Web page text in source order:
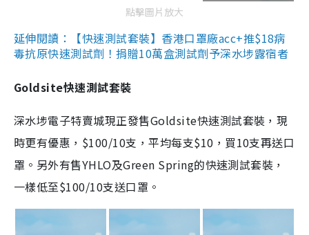
點擊圖片放大
延伸閱讀：【快速測試套裝】香港口罩廠acc+推$18病
毒抗原快速測試劑！捐贈10萬盒測試劑予深水埗露宿者
Goldsite快速測試套裝
深水埗電子特賣城現正發售Goldsite快速測試套裝，現
時更有優惠，$100/10支，平均每支$10，買10支再送口
罩。另外有售YHLO及Green Spring的快速測試套裝，
一樣低至$100/10支送口罩。